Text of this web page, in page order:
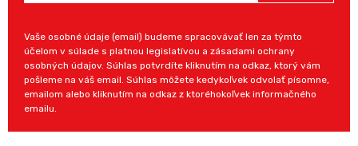
Vaše osobné údaje (email) budeme spracovávať len za týmto
účelom v súlade s platnou legislatívou a zásadami ochrany
osobných údajov. Súhlas potvrdíte kliknutím na odkaz, ktorý vám
pošleme na váš email. Súhlas môžete kedykoľvek odvolať písomne,
emailom alebo kliknutím na odkaz z ktoréhokoľvek informačného
emailu.